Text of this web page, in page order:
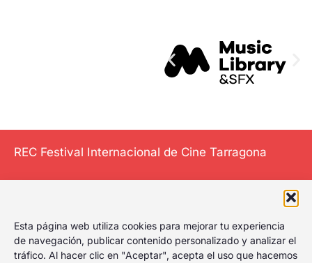
Esta página web utiliza cookies para mejorar tu experiencia
de navegación, publicar contenido personalizado y analizar el
tráfico. Al hacer clic en "Aceptar", acepta el uso que hacemos
REC Festival Internacional de Cine Tarragona
El Festival
Internacional de
Cine de Tarragona